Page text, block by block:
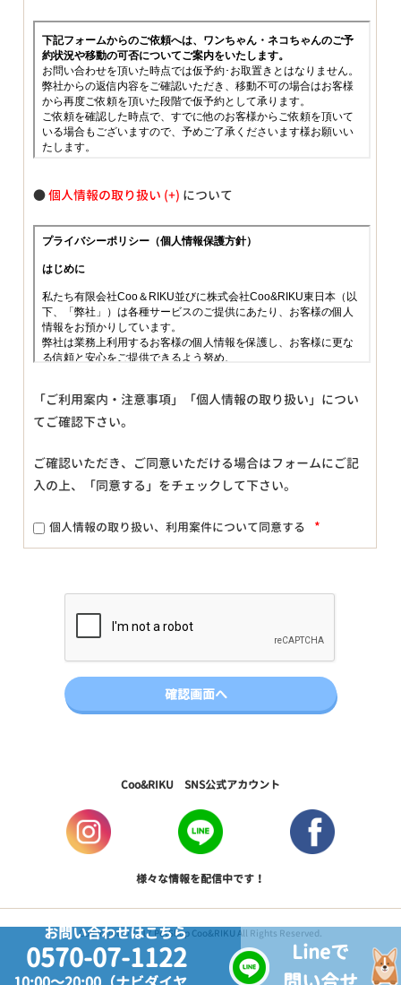
●個人情報の取り扱い について
「ご利用案内・注意事項」「個人情報の取り扱い」につい
てご確認下さい。
ご確認いただき、ご同意いただける場合はフォームにご記
入の上、「同意する」をチェックして下さい。
個人情報の取り扱い、利用案件について同意する *
お問い合わせはこちら
0570-07-1122
Lineで
Coo&RIKU SNS公式アカウント
様々な情報を配信中です！
Copyright © 2017 PetShop Coo&RIKU All Rights Reserved.